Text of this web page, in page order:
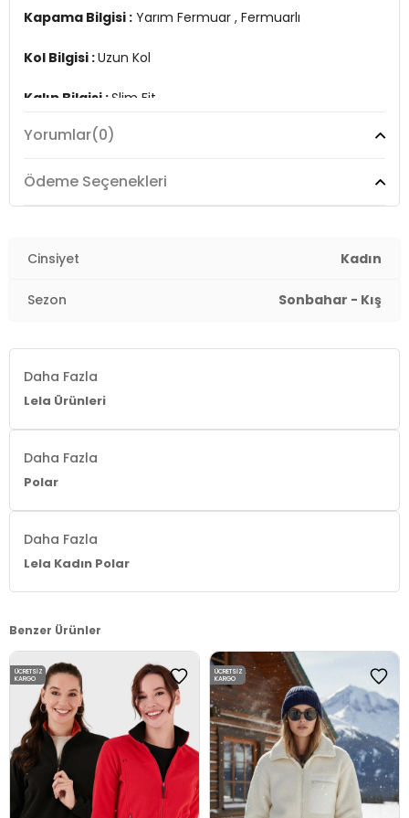
Kapama Bilgisi : Yarım Fermuar , Fermuarlı
Kol Bilgisi :Uzun Kol
Kalıp Bilgisi :Slim Fit
Üretim Yeri :Türkiye
Yorumlar(0)
Ödeme Seçenekleri
Cinsiyet Kadın
Sezon Sonbahar - Kış
Daha Fazla
Lela Ürünleri
Daha Fazla
Polar
Daha Fazla
Lela Kadın Polar
Benzer Ürünler
ÜCRETSIZ
KARGO
ÜCRETSIZ
KARGO